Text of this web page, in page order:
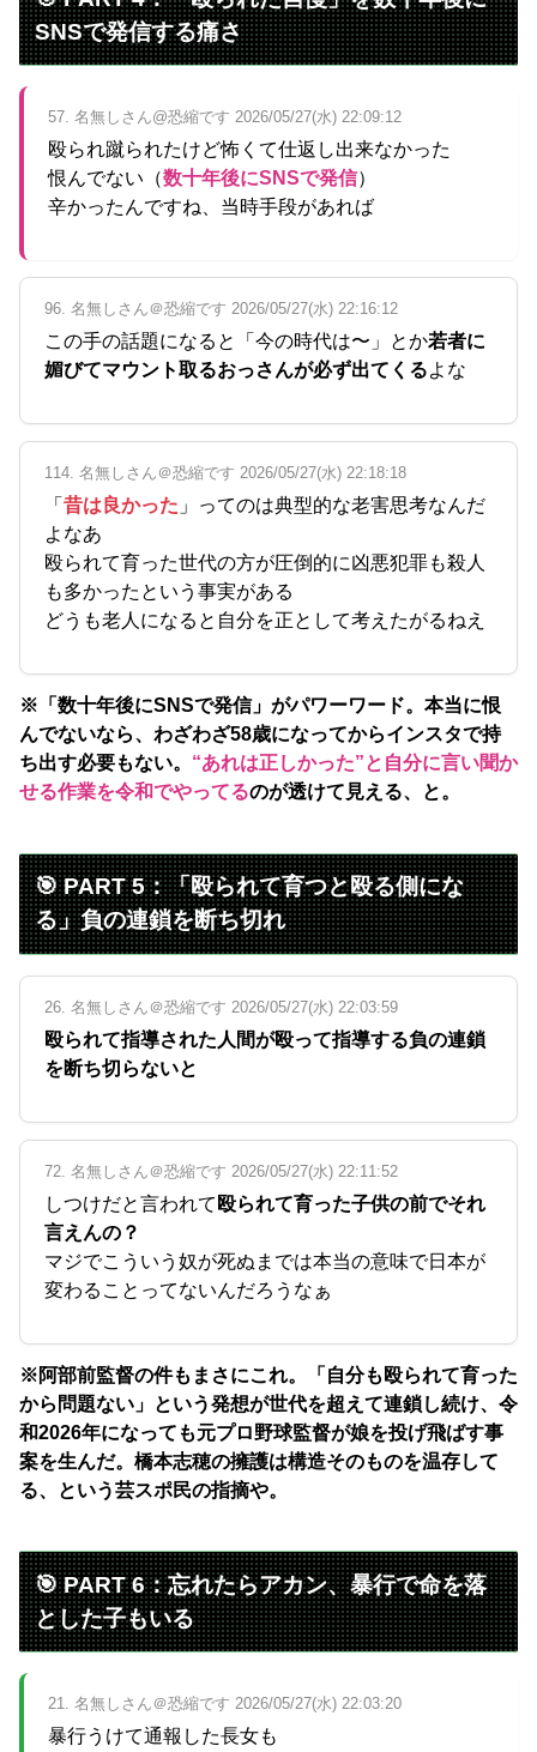
SNSで発信する痛さ
57. 名無しさん@恐縮です 2026/05/27(水) 22:09:12
殴られ蹴られたけど怖くて仕返し出来なかった
恨んでない（数十年後にSNSで発信）
辛かったんですね、当時手段があれば
96. 名無しさん＠恐縮です 2026/05/27(水) 22:16:12
この手の話題になると「今の時代は〜」とか若者に
媚びてマウント取るおっさんが必ず出てくるよな
114. 名無しさん＠恐縮です 2026/05/27(水) 22:18:18
「 昔は良かった 」ってのは典型的な老害思考なんだ
よなあ
殴られて育った世代の方が圧倒的に凶悪犯罪も殺人
も多かったという事実がある
どうも老人になると自分を正として考えたがるねえ
※「数十年後にSNSで発信」がパワーワード。本当に恨
んでないなら、わざわざ58歳になってからインスタで持
ち出す必要もない。 “あれは正しかった”と自分に言い聞か
せる作業を令和でやってるのが透けて見える、と。
🎯 PART 5：「殴られて育つと殴る側にな
る」負の連鎖を断ち切れ
26. 名無しさん＠恐縮です 2026/05/27(水) 22:03:59
殴られて指導された人間が殴って指導する負の連鎖
を断ち切らないと
72. 名無しさん＠恐縮です 2026/05/27(水) 22:11:52
しつけだと言われて 殴られて育った子供の前でそれ
言えんの？
マジでこういう奴が死ぬまでは本当の意味で日本が
変わることってないんだろうなぁ
※阿部前監督の件もまさにこれ。「自分も殴られて育った
から問題ない」という発想が世代を超えて連鎖し続け、令
和2026年になっても元プロ野球監督が娘を投げ飛ばす事
案を生んだ。橋本志穂の擁護は構造そのものを温存して
る、という芸スポ民の指摘や。
🎯 PART 6：忘れたらアカン、暴行で命を落
とした子もいる
21. 名無しさん＠恐縮です 2026/05/27(水) 22:03:20
暴行うけて通報した長女も